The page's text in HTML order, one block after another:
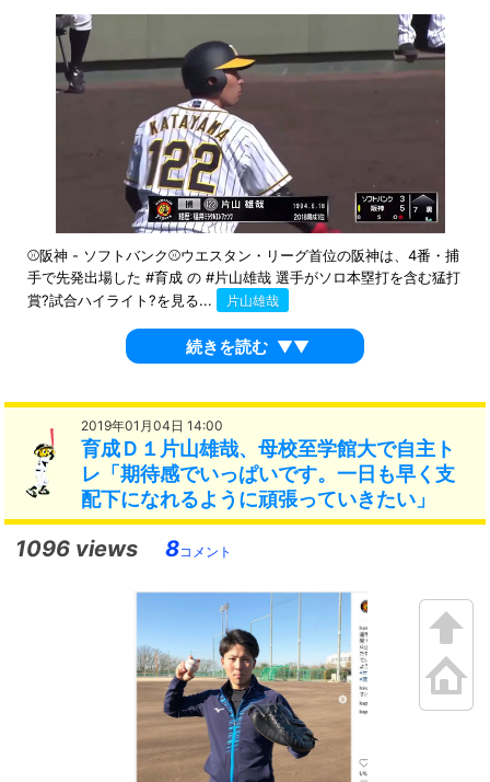
⚾阪神 - ソフトバンク⚾ウエスタン・リーグ首位の阪神は、4番・捕
手で先発出場した #育成 の #片山雄哉 選手がソロ本塁打を含む猛打
賞?試合ハイライト?を見る...
片山雄哉
続きを読む ▼▼
2019年01月04日 14:00
育成Ｄ１片山雄哉、母校至学館大で自主ト
レ「期待感でいっぱいです。一日も早く支
配下になれるように頑張っていきたい」
1096 views 8コメント